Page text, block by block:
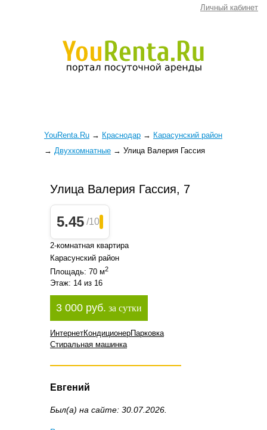
Личный кабинет
YouRenta.Ru → Краснодар → Карасунский район
→ Двухкомнатные → Улица Валерия Гассия
Улица Валерия Гассия, 7
5.45 /10
2-комнатная квартира
Карасунский район
Площадь: 70 м2
Этаж: 14 из 16
3 000 руб. за сутки
ИнтернетКондиционерПарковка
Стиральная машинка
Евгений
Был(а) на сайте: 30.07.2026.